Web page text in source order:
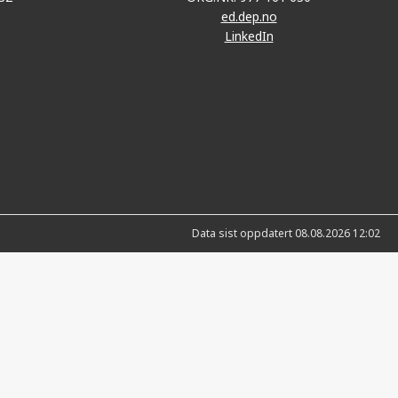
ed.dep.no
LinkedIn
Data sist oppdatert 08.08.2026 12:02